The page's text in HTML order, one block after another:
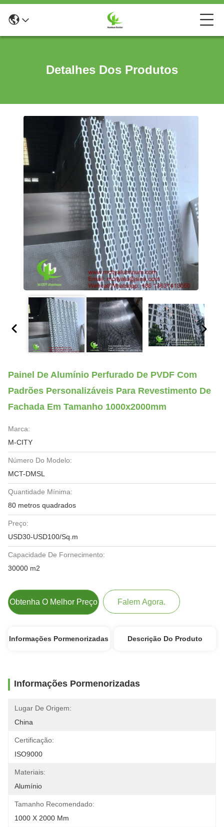
Detalhes Dos Produtos
Painel De Alumínio Perfurado De PVDF Com
Padrões Personalizáveis Para Revestimento De
Fachada Em Tamanho 1000x2000mm
Marca:
M-CITY
Número Do Modelo:
MCT-DMSL
Quantidade Mínima:
80 metros quadrados
Preço:
USD30-USD100/Sq.m
Capacidade De Fornecimento:
30000 m2
Obtenha O Melhor Preço Falem Agora.
Informações Pormenorizadas Descrição Do Produto
Informações Pormenorizadas
Lugar De Origem:
China
Certificação:
ISO9000
Materiais:
Alumínio
Tamanho Recomendado:
1000 X 2000 Mm